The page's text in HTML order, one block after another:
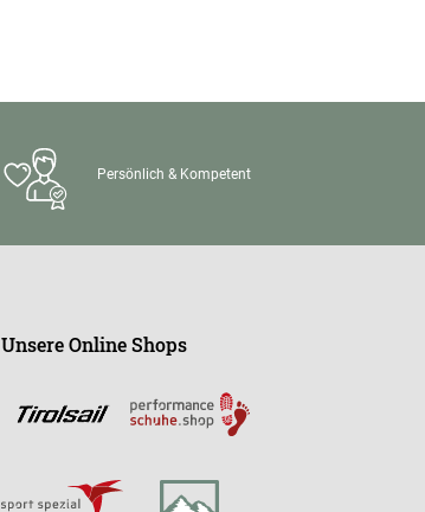
Persönlich & Kompetent
Unsere Online Shops